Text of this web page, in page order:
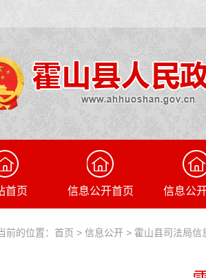
首页 信息公开首页 信息公
前的位置： 首页 > 信息公开 > 霍山县司法局信